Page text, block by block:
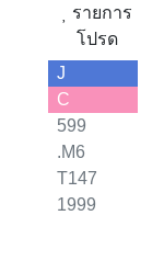
รายการ
โปรด
J
C
599
.M6
T147
1999